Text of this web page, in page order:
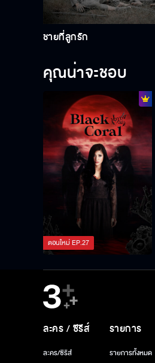
ชายที่ลูกรัก
คุณน่าจะชอบ
ตอนใหม่EP.27
ละคร / ซีรีส์
ละคร/ซีรีส์
รายการ
รายการทั้งหมด